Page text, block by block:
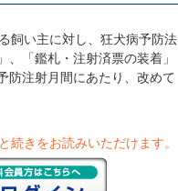
飼い主に対し、狂犬病予防法
「鑑札・注射済票の装着」
防注射月間にあたり、改めて
続きをお読みいただけます。